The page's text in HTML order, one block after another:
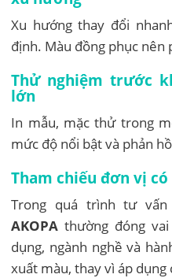
Xu hướng thay đổi
định. Màu đồng phục nên
Thử nghiệm trước
lớn
In mẫu, mặc thử trong
mức độ nổi bật và phản
Tham chiếu đơn vị
Trong quá trình tư vấn
AKOPA thường đóng
dụng, ngành nghề và
xuất màu, thay vì áp dụng